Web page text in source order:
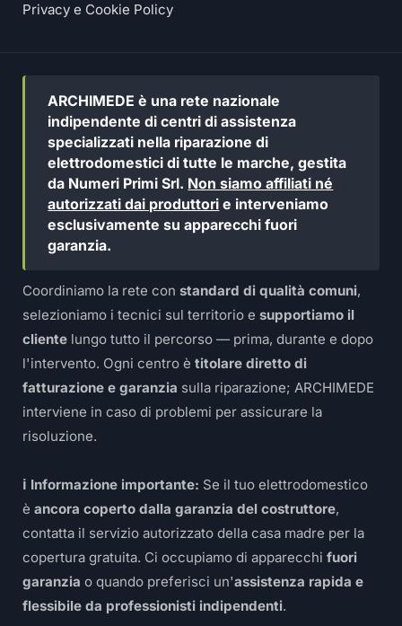
Privacy e Cookie Policy
ARCHIMEDE è una rete nazionale
indipendente di centri di assistenza
specializzati nella riparazione di
elettrodomestici di tutte le marche, gestita
da Numeri Primi Srl. Non siamo affiliati né
autorizzati dai produttori e interveniamo
esclusivamente su apparecchi fuori
garanzia.
Coordiniamo la rete constandard di qualità comuni,
selezioniamo i tecnici sul territorio esupportiamo il
cliente lungo tutto il percorso — prima, durante e dopo
l'intervento. Ogni centro ètitolare diretto di
fatturazione e garanzia sulla riparazione; ARCHIMEDE
interviene in caso di problemi per assicurare la
risoluzione.
ℹ️ Informazione importante: Se il tuo elettrodomestico
èancora coperto dalla garanzia del costruttore,
contatta il servizio autorizzato della casa madre per la
copertura gratuita. Ci occupiamo di apparecchifuori
garanzia o quando preferisci un'assistenza rapida e
flessibile da professionisti indipendenti.